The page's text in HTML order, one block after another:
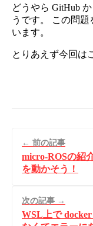
どうやら GitHub
うです。 この問
います。
とりあえず今回は
← 前の記事
micro-ROSの紹
を動かそう！
次の記事 →
WSL上で